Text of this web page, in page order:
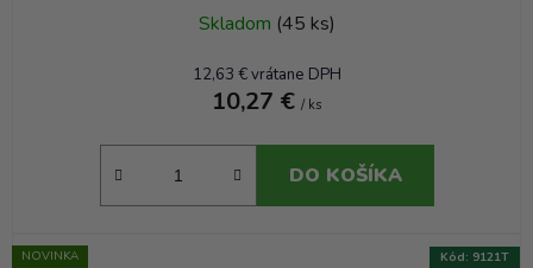
Skladom (45 ks)
12,63 € vrátane DPH
10,27 € / ks
DO KOŠÍKA
NOVINKA Kód: 9121T